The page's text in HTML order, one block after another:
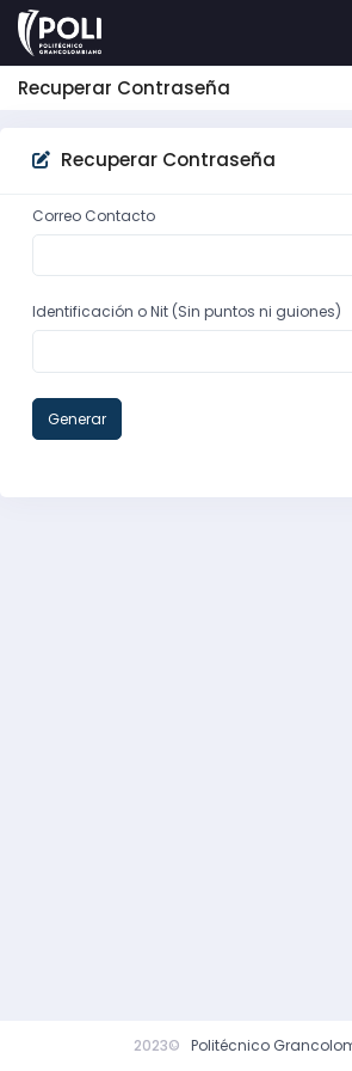
Recuperar Contraseña
Recuperar Contraseña
Correo Contacto
Identificación o Nit (Sin puntos ni guiones)
2023© Politécnico